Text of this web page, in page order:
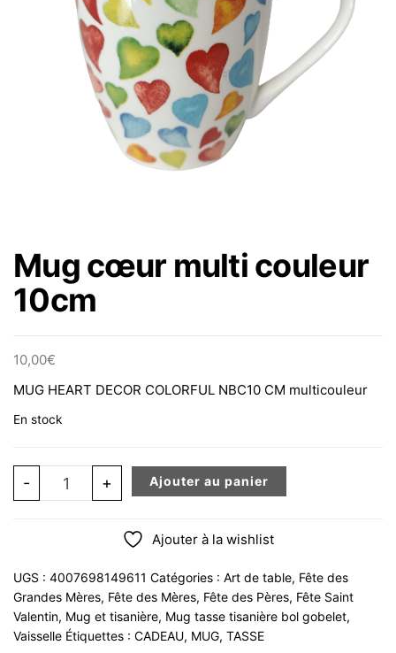
Mug cœur multi couleur
10cm
10,00€
MUG HEART DECOR COLORFUL NBC10 CM multicouleur
En stock
- quantité de Mug cœur multi couleur 10cm
+ Ajouter au panier
Ajouter à la wishlist
UGS : 4007698149611 Catégories : Art de table, Fête des
Grandes Mères, Fête des Mères, Fête des Pères, Fête Saint
Valentin, Mug et tisanière, Mug tasse tisanière bol gobelet,
Vaisselle Étiquettes : CADEAU, MUG, TASSE